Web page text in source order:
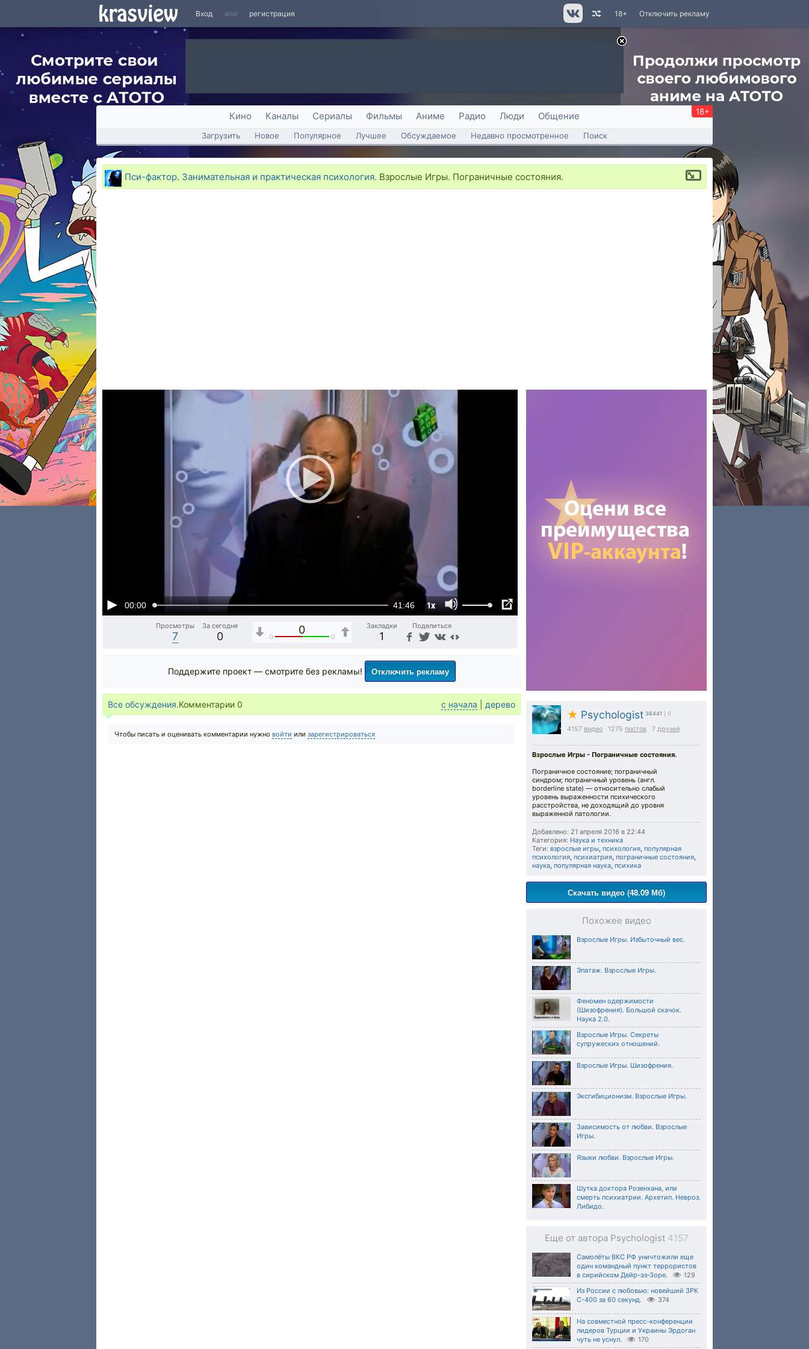
Вход или регистрация Отключить рекламу
18+
Кино Каналы Сериалы Фильмы Аниме Радио Люди Общение 18+
Загрузить Новое Популярное Лучшее Обсуждаемое Недавно просмотренное Поиск
Пси-фактор. Занимательная и практическая психология. Взрослые Игры. Пограничные состояния.
00:00 41:46 1x
Просмотры
7
За сегодня
0
0
0 0
Закладки
1
Поделиться
★ Psychologist 36441 | 0
4157 видео 1275 постов 7 друзей
Взрослые Игры - Пограничные состояния.
Пограничное состояние; пограничный
синдром; пограничный уровень (англ.
borderline state) — относительно слабый
уровень выраженности психического
расстройства, не доходящий до уровня
выраженной патологии.
Добавлено: 21 апреля 2016 в 22:44
Категория: Наука и техника
Теги: взрослые игры, психология, популярная
психология, психиатрия, пограничные состояния,
наука, популярная наука, психика
Скачать видео (48.09 Мб)
Похожее видео
Взрослые Игры. Избыточный вес.
Эпатаж. Взрослые Игры.
Феномен одержимости
(Шизофрения). Большой скачок.
Наука 2.0.
Взрослые Игры. Секреты
супружеских отношений.
Взрослые Игры. Шизофрения.
Эксгибиционизм. Взрослые Игры.
Зависимость от любви. Взрослые
Игры.
Языки любви. Взрослые Игры.
Шутка доктора Розенхана, или
смерть психиатрии. Архетип. Невроз.
Либидо.
Еще от автора Psychologist 4157
Самолёты ВКС РФ уничтожили еще
один командный пункт террористов
в сирийском Дейр-эз-Зоре.
129
Из России с любовью: новейший ЗРК
С-400 за 60 секунд.
374
На совместной пресс-конференции
лидеров Турции и Украины Эрдоган
чуть не уснул.
170
Поддержите проект — смотрите без рекламы! Отключить рекламу
Все обсуждения.Комментарии 0 с начала дерево
Чтобы писать и оценивать комментарии нужно войти или зарегистрироваться